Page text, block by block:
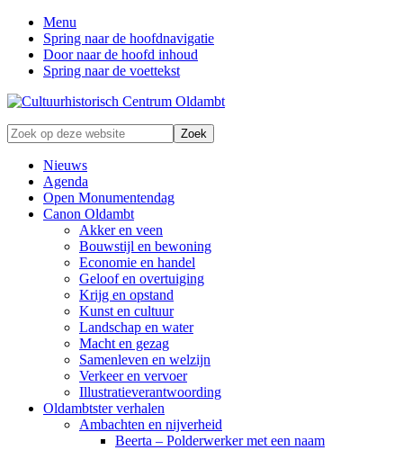
Menu
Spring naar de hoofdnavigatie
Door naar de hoofd inhoud
Spring naar de voettekst
Zonder
verleden
geen
toekomst
Zoek
op
deze
website
Nieuws
Agenda
Open Monumentendag
Canon Oldambt
Akker en veen
Bouwstijl en bewoning
Economie en handel
Geloof en overtuiging
Krijg en opstand
Kunst en cultuur
Landschap en water
Macht en gezag
Samenleven en welzijn
Verkeer en vervoer
Illustratieverantwoording
Oldambtster verhalen
Ambachten en nijverheid
Beerta – Polderwerker met een naam